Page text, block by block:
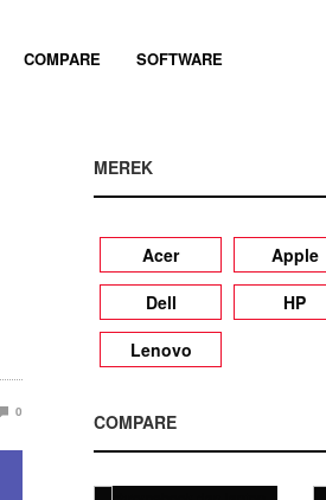
COMPARE SOFTWARE
0
MEREK
Acer Apple
Dell
HP
Lenovo
COMPARE